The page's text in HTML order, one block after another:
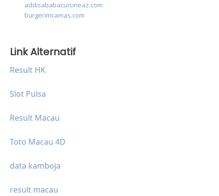
addisababacuisineaz.com
burgerimcamas.com
Link Alternatif
Result HK
Slot Pulsa
Result Macau
Toto Macau 4D
data kamboja
result macau